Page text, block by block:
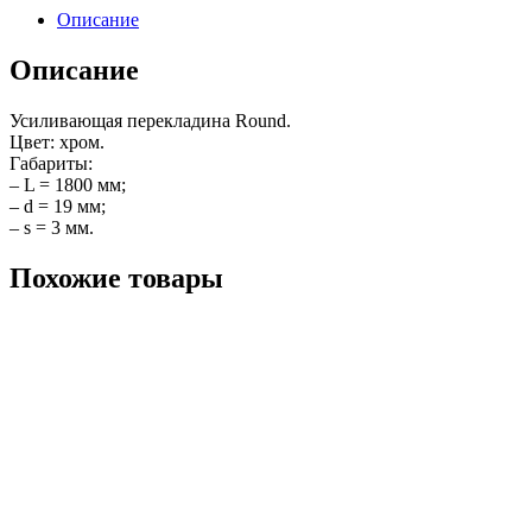
Описание
Описание
Усиливающая перекладина Round.
Цвет: хром.
Габариты:
– L = 1800 мм;
– d = 19 мм;
– s = 3 мм.
Похожие товары